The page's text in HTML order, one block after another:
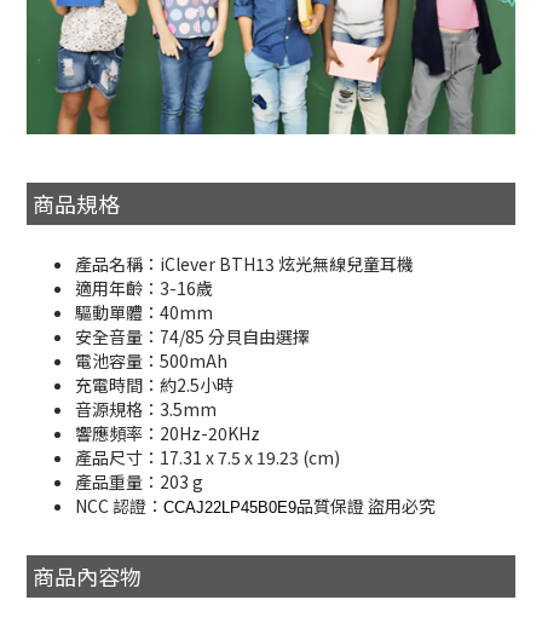
商品規格
產品名稱：iClever BTH13 炫光無線兒童耳機
適用年齡：3-16歲
驅動單體：40mm
安全音量：74/85 分貝自由選擇
電池容量：500mAh
充電時間：約2.5小時
音源規格：3.5mm
響應頻率：20Hz-20KHz
產品尺寸：17.31 x 7.5 x 19.23 (cm)
產品重量：203 g
NCC 認證： CCAJ22LP45B0E9品質保證 盜用必究
商品內容物